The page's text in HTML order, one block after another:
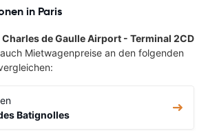
in Paris
Charles de Gaulle Airport - Terminal 2CD
Mietwagenpreise an den folgenden
Batignolles